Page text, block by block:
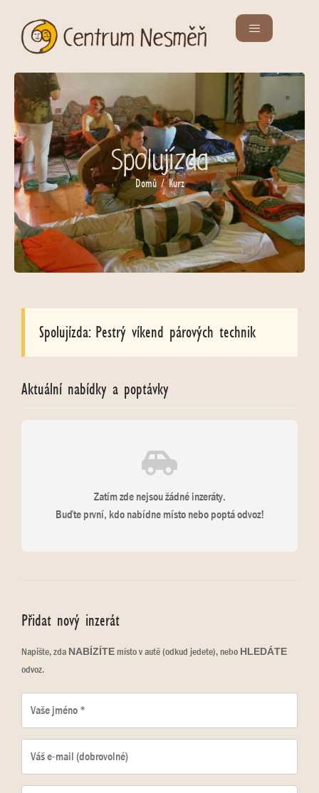
Spolujízda
Domů/ Kurz
Spolujízda: Pestrý víkend párových technik
Aktuální nabídky a poptávky
Zatím zde nejsou žádné inzeráty.
Buďte první, kdo nabídne místo nebo poptá odvoz!
Přidat nový inzerát
Napište, zda NABÍZÍTEmísto v autě (odkud jedete), nebo HLEDÁTE
odvoz.